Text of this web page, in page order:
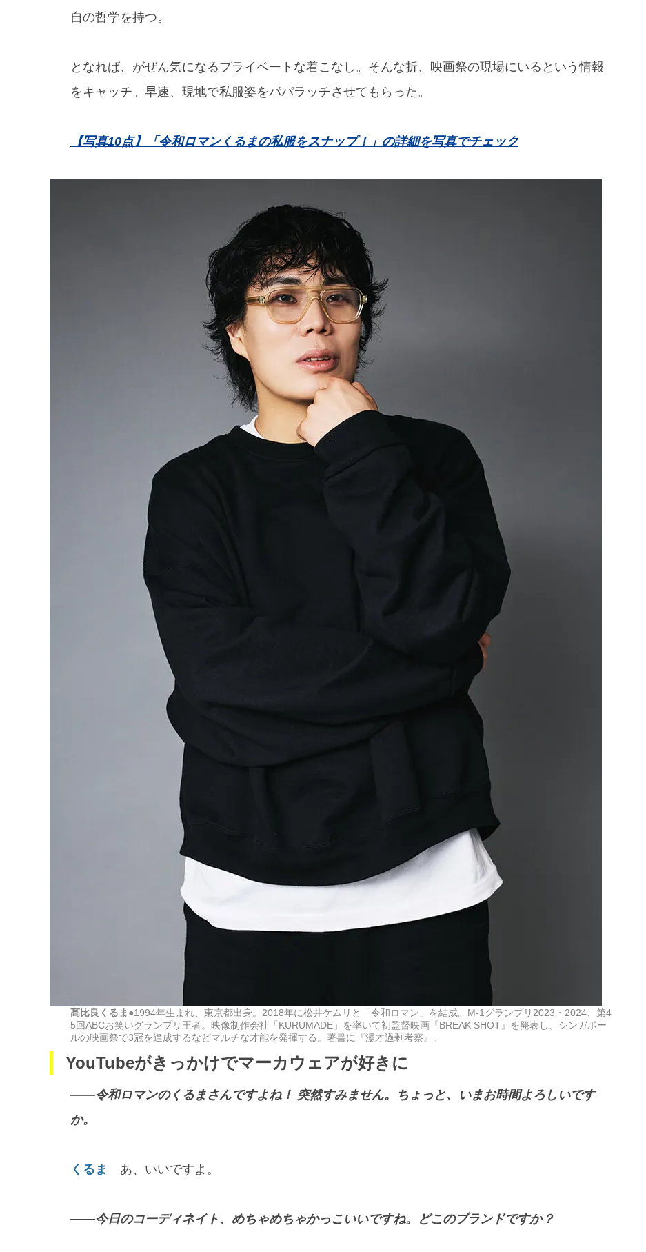
自の哲学を持つ。
となれば、がぜん気になるプライベートな着こなし。そんな折、映画祭の現場にいるという情報
をキャッチ。早速、現地で私服姿をパパラッチさせてもらった。
【写真10点】「令和ロマンくるまの私服をスナップ！」の詳細を写真でチェック
髙比良くるま●1994年生まれ、東京都出身。2018年に松井ケムリと「令和ロマン」を結成。M-1グランプリ2023・2024、第4
5回ABCお笑いグランプリ王者。映像制作会社「KURUMADE」を率いて初監督映画『BREAK SHOT』を発表し、シンガポー
ルの映画祭で3冠を達成するなどマルチな才能を発揮する。著書に『漫才過剰考察』。
YouTubeがきっかけでマーカウェアが好きに
――令和ロマンのくるまさんですよね！ 突然すみません。ちょっと、いまお時間よろしいです
か。
くるま あ、いいですよ。
――今日のコーディネイト、めちゃめちゃかっこいいですね。どこのブランドですか？